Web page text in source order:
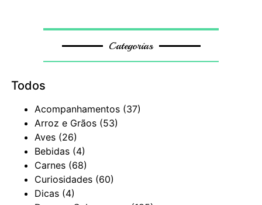
Categorias
Todos
Acompanhamentos (37)
Arroz e Grãos (53)
Aves (26)
Bebidas (4)
Carnes (68)
Curiosidades (60)
Dicas (4)